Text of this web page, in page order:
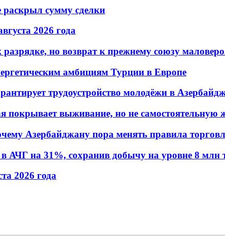
раскрыл сумму сделки
2026 года
но возврат к прежнему союзу
амбициям Турции в Европе
трудоустройство молодёжи в
покрывает выживание, но не самостоятельную
Азербайджану пора менять правила
АЧГ на 31%, сохранив добычу на уровне 8 млн
2026 года